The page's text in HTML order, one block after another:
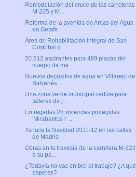
Remodelación del cruce de las carreteras
M-225 y M...
Reforma de la avenida de Arcas del Agua
en Getafe
Área de Rehabilitación Integral de San
Cristóbal d...
20.512 aspirantes para 489 plazas del
cuerpo de ma...
Nuevos depósitos de agua en Villarejo de
Salvanés ...
Una zona verde municipal cedida para
talleres de j...
Entregadas 28 viviendas protegidas
'Mirabantos I' ...
Ya luce la Navidad 2011-12 en las calles
de Madrid
Obras en la travesía de la carretera M-623
a su pa...
¿Todavía no vas en bici al trabajo? ¿A qué
esperas?